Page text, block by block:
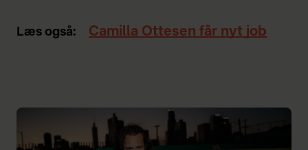
Læs også: Camilla Ottesen får nyt job